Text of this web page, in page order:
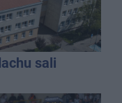
sali